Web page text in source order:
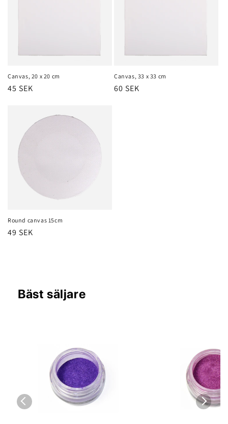
Canvas, 20 x 20 cm
Regular
45 SEK
Canvas, 33 x 33 cm
Regular
60 SEK
Round canvas 15cm
Regular
49 SEK
Bäst säljare